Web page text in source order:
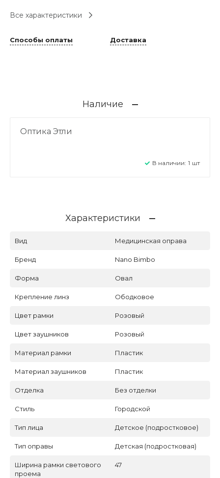
Все характеристики
Способы оплаты Доставка
Наличие
Оптика Этли
В наличии: 1 шт
Характеристики
Вид Медицинская оправа
Бренд Nano Bimbo
Форма Овал
Крепление линз Ободковое
Цвет рамки Розовый
Цвет заушников Розовый
Материал рамки Пластик
Материал заушников Пластик
Отделка Без отделки
Стиль Городской
Тип лица Детское (подростковое)
Тип оправы Детская (подростковая)
Ширина рамки светового
проема
47